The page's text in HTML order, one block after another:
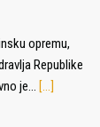
opremu,
Republike
je… […]